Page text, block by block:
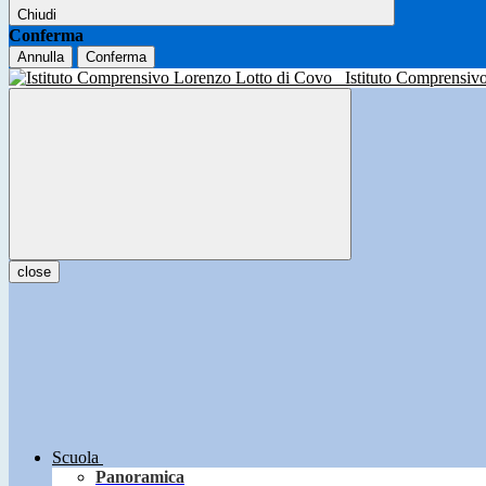
Chiudi
Conferma
Annulla Conferma
Istituto
close
Scuola
Panoramica